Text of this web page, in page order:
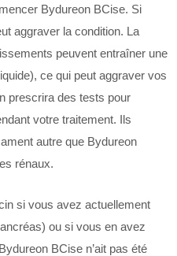
Bydureon BCise. Si
aggraver la condition. La
peuvent entraîner une
ce qui peut aggraver vos
prescrira des tests pour
votre traitement. Ils
autre que Bydureon
rénaux.
si vous avez actuellement
ou si vous en avez
BCise n’ait pas été